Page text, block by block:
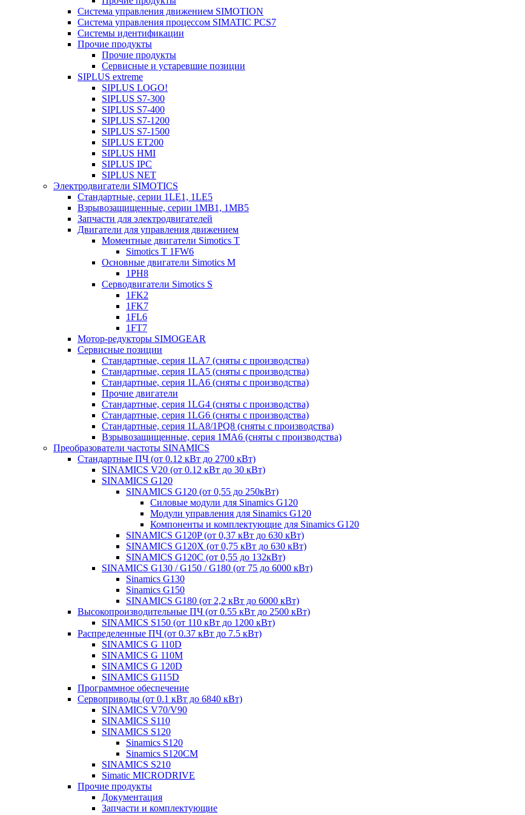
Система управления движением SIMOTION
Система управления процессом SIMATIC PCS7
Системы идентификации
Прочие продукты
Прочие продукты
Сервисные и устаревшие позиции
SIPLUS extreme
SIPLUS LOGO!
SIPLUS S7-300
SIPLUS S7-400
SIPLUS S7-1200
SIPLUS S7-1500
SIPLUS ET200
SIPLUS HMI
SIPLUS IPC
SIPLUS NET
Электродвигатели SIMOTICS
Стандартные, серии 1LE1, 1LE5
Взрывозащищенные, серии 1MB1, 1MB5
Запчасти для электродвигателей
Двигатели для управления движением
Моментные двигатели Simotics T
Simotics T 1FW6
Основные двигатели Simotics M
1PH8
Серводвигатели Simotics S
1FK2
1FK7
1FL6
1FT7
Мотор-редукторы SIMOGEAR
Сервисные позиции
Стандартные, серия 1LA7 (сняты с производства)
Стандартные, серия 1LA5 (сняты с производства)
Стандартные, серия 1LA6 (сняты с производства)
Прочие двигатели
Стандартные, серия 1LG4 (сняты с производства)
Стандартные, серия 1LG6 (сняты с производства)
Стандартные, серия 1LA8/1PQ8 (сняты с производства)
Взрывозащищенные, серия 1MA6 (сняты с производства)
Преобразователи частоты SINAMICS
Стандартные ПЧ (от 0.12 кВт до 2700 кВт)
SINAMICS V20 (от 0.12 кВт до 30 кВт)
SINAMICS G120
SINAMICS G120 (от 0,55 до 250кВт)
Силовые модули для Sinamics G120
Модули управления для Sinamics G120
Компоненты и комплектующие для Sinamics G120
SINAMICS G120P (от 0,37 кВт до 630 кВт)
SINAMICS G120X (от 0,75 кВт до 630 кВт)
SINAMICS G120C (от 0,55 до 132кВт)
SINAMICS G130 / G150 / G180 (от 75 до 6000 кВт)
Sinamics G130
Sinamics G150
SINAMICS G180 (от 2,2 кВт до 6000 кВт)
Высокопроизводительные ПЧ (от 0.55 кВт до 2500 кВт)
SINAMICS S150 (от 110 кВт до 1200 кВт)
Распределенные ПЧ (от 0.37 кВт до 7.5 кВт)
SINAMICS G 110D
SINAMICS G 110M
SINAMICS G 120D
SINAMICS G115D
Программное обеспечение
Сервоприводы (от 0.1 кВт до 6840 кВт)
SINAMICS V70/V90
SINAMICS S110
SINAMICS S120
Sinamics S120
Sinamics S120CM
SINAMICS S210
Simatic MICRODRIVE
Прочие продукты
Документация
Запчасти и комплектующие